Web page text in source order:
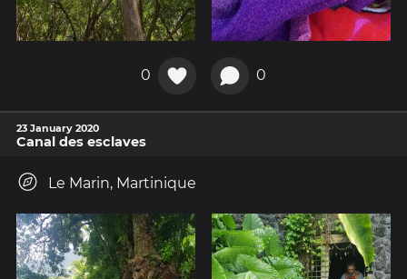
0 0
23 January 2020
Canal des esclaves
Le Marin, Martinique